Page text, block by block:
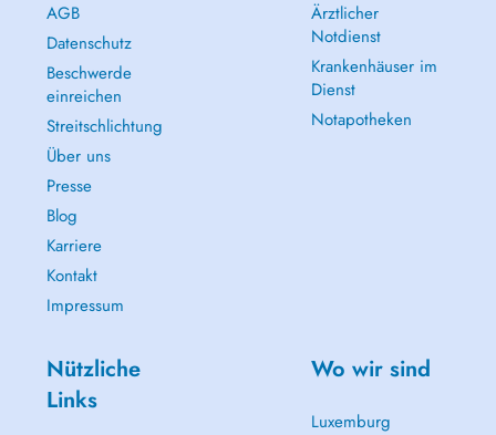
AGB
Datenschutz
Beschwerde
einreichen
Streitschlichtung
Über uns
Presse
Blog
Karriere
Kontakt
Impressum
Ärztlicher
Notdienst
Krankenhäuser im
Dienst
Notapotheken
Nützliche
Links
Wo wir sind
Luxemburg